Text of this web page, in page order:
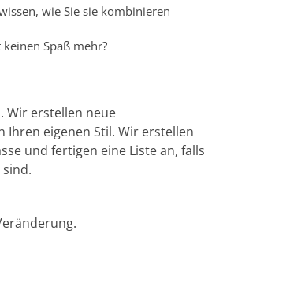
wie Sie sie kombinieren
Spaß mehr?
Wir erstellen neue
eigenen Stil. Wir erstellen
und fertigen eine Liste an, falls